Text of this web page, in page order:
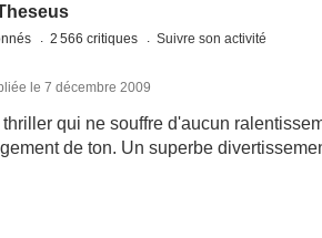
2 566 critiques Suivre son activité
le 7 décembre 2009
qui ne souffre d'aucun
de ton. Un superbe